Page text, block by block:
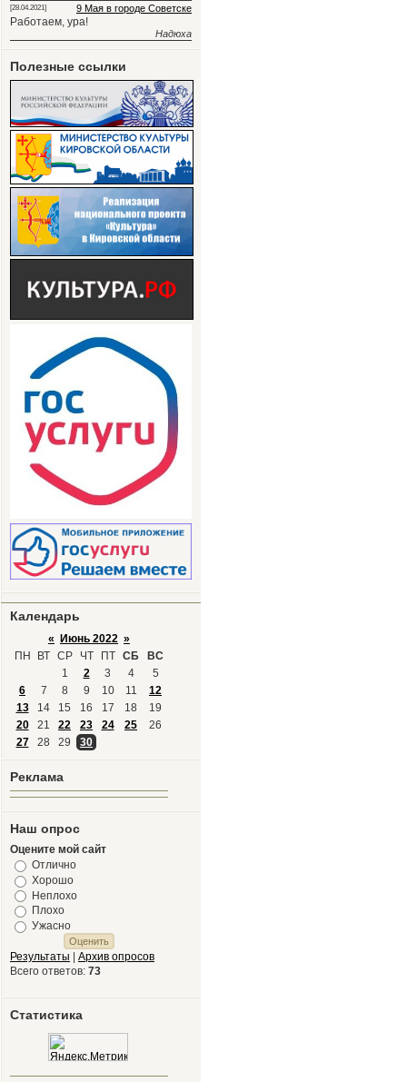
[28.04.2021] 9 Мая в городе Советске
Работаем, ура!
Надюха
Полезные ссылки
Календарь
« Июнь 2022 »
ПН
ВТ СР ЧТ ПТ СБ
ВС
1
2 3 4
5
6
7 8 9 10 11
12
13
14 15 16 17 18
19
20
21 22 23 24 25
26
27
28 29 30
Реклама
Наш опрос
Оцените мой сайт
Отлично
Хорошо
Неплохо
Плохо
Ужасно
Результаты
Архив опросов
Всего ответов: 73
Статистика